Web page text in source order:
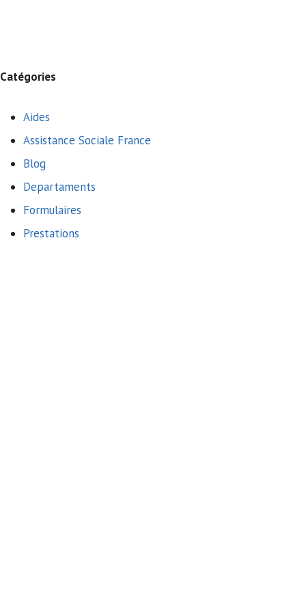
Catégories
Aides
Assistance Sociale France
Blog
Departaments
Formulaires
Prestations